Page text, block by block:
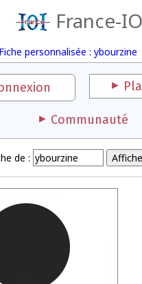
France-
Fiche personnalisée : ybourzine
Communauté
de :